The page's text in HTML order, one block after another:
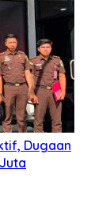
Dugaan